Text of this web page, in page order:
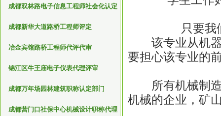
成都双林路电子信息工程师社会化认定
成都新华大道路桥工程师评定
冶金宾馆路桥工程师代评代审
锦江区牛王庙电子仪表代理评审
成都万年场园林建筑职称认定部门
成都营门口社保中心机械设计职称代理
只要我
该专业从机器
要担心该专业的
所有机械制造
机械的企业，矿